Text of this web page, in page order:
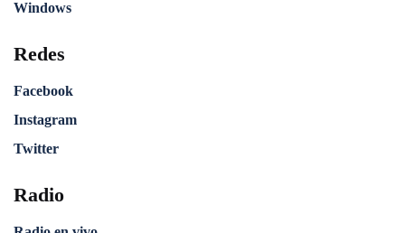
Windows
Redes
Facebook
Instagram
Twitter
Radio